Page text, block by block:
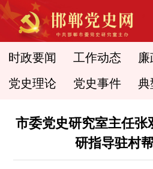
时政要闻 工作动态 廉
党史理论 党史事件 典
市委党史研究室主任张
研指导驻村